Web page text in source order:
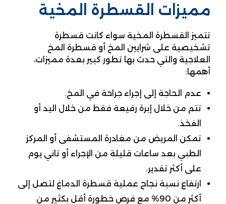
مميزات القسطرة المخية
تتميز القسطرة المخية سواء كانت قسطرة
تشخيصية على شرايين المخ أو قسطرة المخ
العلاجية والتي حدث بها تطور كبير بعدة مميزات،
أهمها:
عدم الحاجة إلى إجراء جراحة في المخ.
تتم من خلال إبرة رفيعة فقط من خلال اليد أو
الفخذ.
تمكن المريض من مغادرة المستشفى أو المركز
الطبي بعد ساعات قليلة من الإجراء أو تاني يوم
على أكثر تقدير.
ارتفاع نسبة نجاح عملية قسطرة الدماغ لتصل إلى
أكثر من 90% مع فرص خطورة أقل بكثير من